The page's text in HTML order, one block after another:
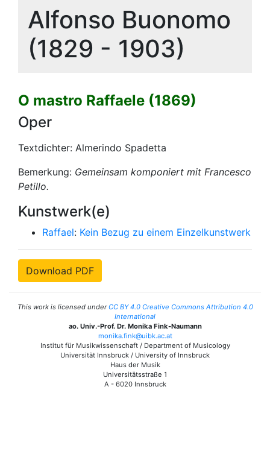
Alfonso Buonomo
(1829 - 1903)
O mastro Raffaele (1869)
Oper
Textdichter: Almerindo Spadetta
Bemerkung: Gemeinsam komponiert mit Francesco
Petillo.
Kunstwerk(e)
Raffael: Kein Bezug zu einem Einzelkunstwerk
Download PDF
This work is licensed underCC BY 4.0 Creative Commons Attribution 4.0
International
ao. Univ.-Prof. Dr. Monika Fink-Naumann
monika.fink@uibk.ac.at
Institut für Musikwissenschaft / Department of Musicology
Universität Innsbruck / University of Innsbruck
Haus der Musik
Universitätsstraße 1
A - 6020 Innsbruck